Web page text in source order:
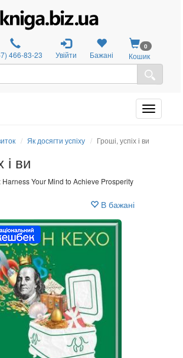
466-83-23 Увійти Бажані
0
Кошик
Як досягти успіху Гроші, успіх і ви
і ви
Harness Your Mind to Achieve Prosperity
В бажані